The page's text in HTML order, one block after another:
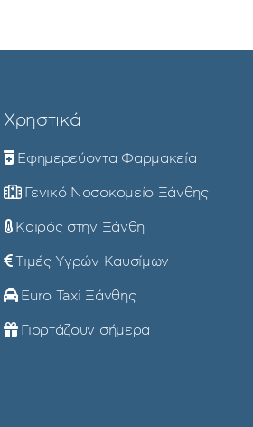
Χρηστικά
Εφημερεύοντα Φαρμακεία
Γενικό Νοσοκομείο Ξάνθης
Καιρός στην Ξάνθη
Τιμές Υγρών Καυσίμων
Euro Taxi Ξάνθης
Γιορτάζουν σήμερα